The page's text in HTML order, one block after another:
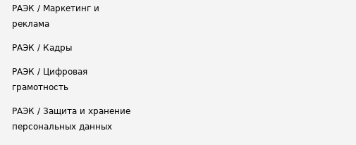
РАЭК / Маркетинг и
реклама
РАЭК / Кадры
РАЭК / Цифровая
грамотность
РАЭК / Защита и хранение
персональных данных